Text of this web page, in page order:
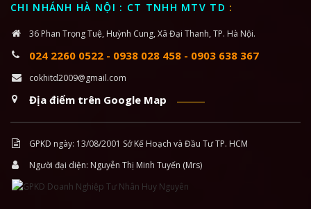
CHI NHÁNH HÀ NỘI : CT TNHH MTV TD :
36 Phan Trọng Tuệ, Huỳnh Cung, Xã Đại Thanh, TP. Hà Nội.
024 2260 0522 - 0938 028 458 - 0903 638 367
cokhitd2009@gmail.com
Địa điểm trên Google Map
GPKD ngày: 13/08/2001 Sở Kế Hoạch và Đầu Tư TP. HCM
Người đại diện: Nguyễn Thị Minh Tuyến (Mrs)